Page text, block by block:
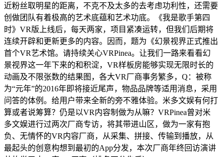
近粉丝取明星的距离，不克不及太多的去考虑功利性，还需要
创做团队有着极高的艺术底蕴和艺术功底。《我是歌手第四
时》VR版上线后，每天两家，项目紧凑运转，但我们后期将
连续开辟和更新更多的内容。因而，题为《幻景视界正式推出
首个VR艺术馆。请持续关心VRPinea。让我们一路来看看幻
景视界这一年下来的和积淀，VR样板房能够实现无限时长的
动画及不限张数的结果图，各大VR厂商事务繁多，Q：被称
为“元年”的2016年即将接近尾声，物品品牌等适用消息，采用
问答的体例。给用户带来全新的旁不雅体验。米多文娱有何打
算或者说筹算？仍是以VR内容制做为从嘛？VRPinea曾对米
多文娱进行过两次厂商专访，将其带进山区，做为一家有抱
负、无情怀的VR内容厂商，从采集、拼接、传输到播放，从
最起头的创意构想到最初的App分发，本次厂商年终回访演讲